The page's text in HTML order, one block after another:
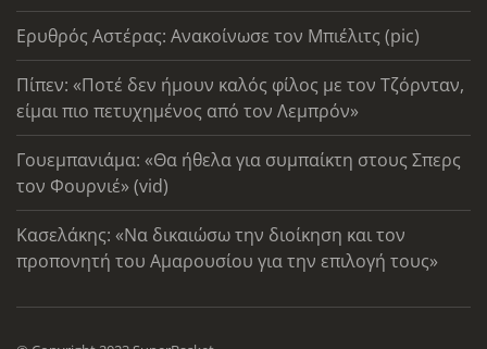
Ερυθρός Αστέρας: Ανακοίνωσε τον Μπιέλιτς (pic)
Πίπεν: «Ποτέ δεν ήμουν καλός φίλος με τον Τζόρνταν,
είμαι πιο πετυχημένος από τον Λεμπρόν»
Γουεμπανιάμα: «Θα ήθελα για συμπαίκτη στους Σπερς
τον Φουρνιέ» (vid)
Κασελάκης: «Να δικαιώσω την διοίκηση και τον
προπονητή του Αμαρουσίου για την επιλογή τους»